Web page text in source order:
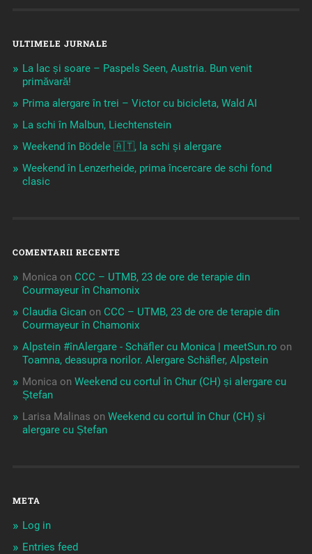
ULTIMELE JURNALE
La lac și soare – Paspels Seen, Austria. Bun venit
primăvară!
Prima alergare în trei – Victor cu bicicleta, Wald AI
La schi în Malbun, Liechtenstein
Weekend în Bödele 🇦🇹, la schi și alergare
Weekend în Lenzerheide, prima încercare de schi fond
clasic
COMENTARII RECENTE
Monica on CCC – UTMB, 23 de ore de terapie din
Courmayeur în Chamonix
Claudia Gicanon CCC – UTMB, 23 de ore de terapie din
Courmayeur în Chamonix
Alpstein #înAlergare - Schäfler cu Monica | meetSun.ro on
Toamna, deasupra norilor. Alergare Schäfler, Alpstein
Monica on Weekend cu cortul în Chur (CH) și alergare cu
Ștefan
Larisa Malinas on Weekend cu cortul în Chur (CH) și
alergare cu Ștefan
META
Log in
Entries feed